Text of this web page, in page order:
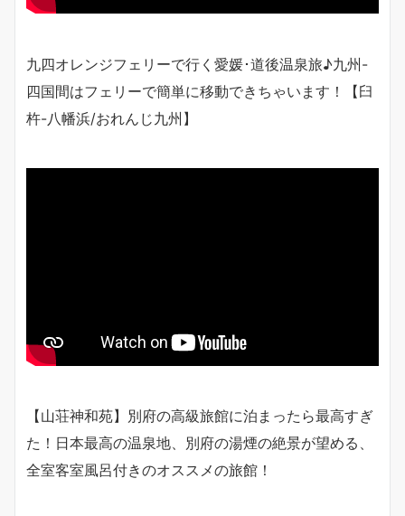
九四オレンジフェリーで行く愛媛･道後温泉旅♪九州-
四国間はフェリーで簡単に移動できちゃいます！【臼
杵-八幡浜/おれんじ九州】
【山荘神和苑】別府の高級旅館に泊まったら最高すぎ
た！日本最高の温泉地、別府の湯煙の絶景が望める、
全室客室風呂付きのオススメの旅館！